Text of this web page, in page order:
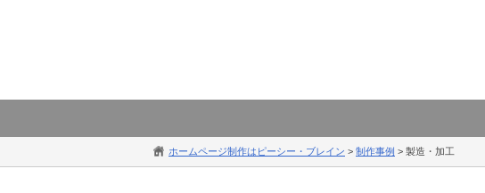
ホームページ制作はピーシー・ブレイン > 制作事例 > 製造・加工